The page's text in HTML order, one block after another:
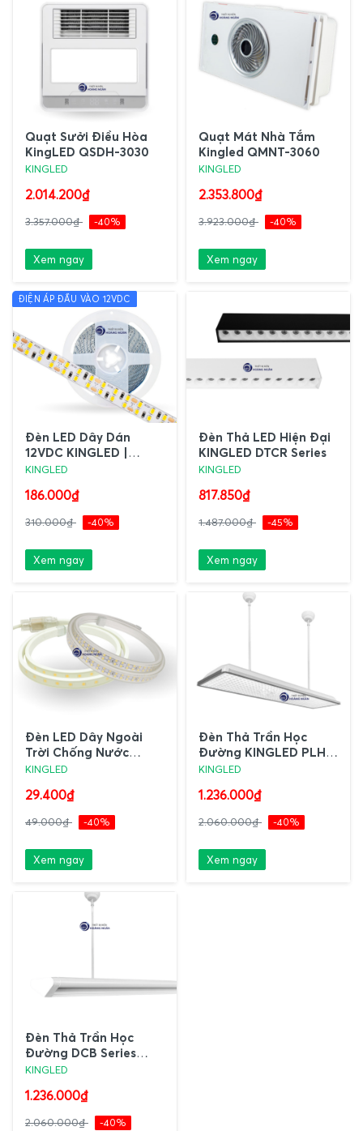
Quạt Sưởi Điều Hòa
KingLED QSDH-3030
KINGLED
2.014.200₫
3.357.000₫ -40%
Xem ngay
Quạt Mát Nhà Tắm
Kingled QMNT-3060
KINGLED
2.353.800₫
3.923.000₫ -40%
Xem ngay
ĐIỆN ÁP ĐẦU VÀO 12VDC
Đèn LED Dây Dán
12VDC KINGLED |
LDDC Series
KINGLED
186.000₫
310.000₫ -40%
Xem ngay
Đèn Thả LED Hiện Đại
KINGLED DTCR Series
KINGLED
817.850₫
1.487.000₫ -45%
Xem ngay
Đèn LED Dây Ngoài
Trời Chống Nước
KINGLED AC | LD Series
KINGLED
29.400₫
49.000₫ -40%
Xem ngay
Đèn Thả Trần Học
Đường KINGLED PLH-
40 Series
KINGLED
1.236.000₫
2.060.000₫ -40%
Xem ngay
Đèn Thả Trần Học
Đường DCB Series
KINGLED
KINGLED
1.236.000₫
2.060.000₫ -40%